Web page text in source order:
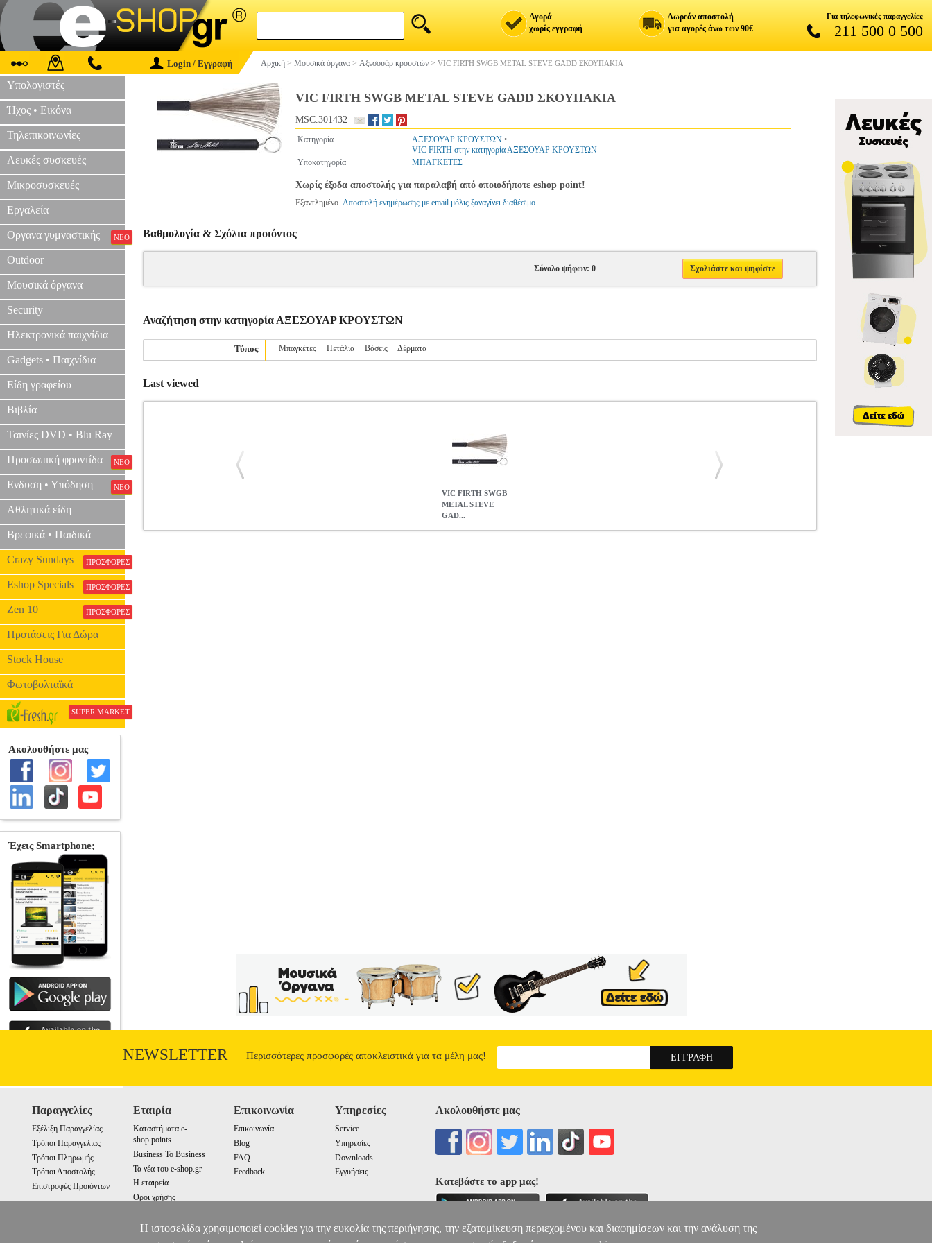
Αγορά
χωρίς εγγραφή
Δωρεάν αποστολή
για αγορές άνω των 90€
Για τηλεφωνικές παραγγελίες
211 500 0 500
Login / Εγγραφή Αρχική > Μουσικά όργανα > Αξεσουάρ κρουστών > VIC FIRTH SWGB METAL STEVE GADD ΣΚΟΥΠΑΚΙΑ
Υπολογιστές
Ήχος • Εικόνα
Τηλεπικοινωνίες
Λευκές συσκευές
Μικροσυσκευές
Εργαλεία
Οργανα γυμναστικής ΝΕΟ
Outdoor
Μουσικά όργανα
Security
Ηλεκτρονικά παιχνίδια
Gadgets • Παιχνίδια
Είδη γραφείου
Βιβλία
Ταινίες DVD • Blu Ray
Προσωπική φροντίδα ΝΕΟ
Ενδυση • Υπόδηση ΝΕΟ
Αθλητικά είδη
Βρεφικά • Παιδικά
Crazy Sundays ΠΡΟΣΦΟΡΕΣ
Eshop Specials ΠΡΟΣΦΟΡΕΣ
Zen 10 ΠΡΟΣΦΟΡΕΣ
Προτάσεις Για Δώρα
Stock House
Φωτοβολταϊκά
SUPER MARKET
VIC FIRTH SWGB METAL STEVE GADD ΣΚΟΥΠΑΚΙΑ
MSC.301432
Κατηγορία ΑΞΕΣΟΥΑΡ ΚΡΟΥΣΤΩΝ •
VIC FIRTH στην κατηγορία ΑΞΕΣΟΥΑΡ ΚΡΟΥΣΤΩΝ
Υποκατηγορία
ΜΠΑΓΚΕΤΕΣ
Χωρίς έξοδα αποστολής για παραλαβή από οποιοδήποτε eshop point!
Εξαντλημένο. Αποστολή ενημέρωσης με email μόλις ξαναγίνει διαθέσιμο
Βαθμολογία & Σχόλια προιόντος
Σύνολο ψήφων: 0 Σχολιάστε και ψηφίστε
Αναζήτηση στην κατηγορία ΑΞΕΣΟΥΑΡ ΚΡΟΥΣΤΩΝ
Τύπος Μπαγκέτες Πετάλια Βάσεις Δέρματα
Last viewed
VIC FIRTH SWGB
METAL STEVE
GAD...
NEWSLETTER Περισσότερες προσφορές αποκλειστικά για τα μέλη μας!
Παραγγελίες
Εξέλιξη Παραγγελίας
Τρόποι Παραγγελίας
Τρόποι Πληρωμής
Τρόποι Αποστολής
Επιστροφές Προιόντων
Εταιρία
Καταστήματα e-
shop points
Business To Business
Τα νέα του e-shop.gr
Η εταιρεία
Οροι χρήσης
Επικοινωνία
Επικοινωνία
Blog
FAQ
Feedback
Υπηρεσίες
Service
Υπηρεσίες
Downloads
Εγγυήσεις
Ακολουθήστε μας
Κατεβάστε το app μας!
Η ιστοσελίδα χρησιμοποιεί cookies για την ευκολία της περιήγησης, την εξατομίκευση περιεχομένου και διαφημίσεων και την ανάλυση της